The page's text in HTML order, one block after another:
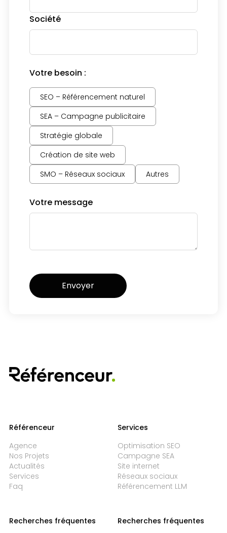
Société
Votre besoin :
SEO – Référencement naturel
SEA – Campagne publicitaire
Stratégie globale
Création de site web
SMO – Réseaux sociaux
Autres
Votre message
Référenceur
Agence
Nos Projets
Actualités
Services
Faq
Services
Optimisation SEO
Campagne SEA
Site internet
Réseaux sociaux
Référencement LLM
Recherches fréquentes
Recherches fréquentes